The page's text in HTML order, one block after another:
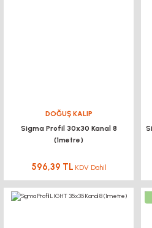
DOĞUŞ KALIP
Sigma Profil 30x30 Kanal 8
(1metre)
596,39 TL KDV Dahil